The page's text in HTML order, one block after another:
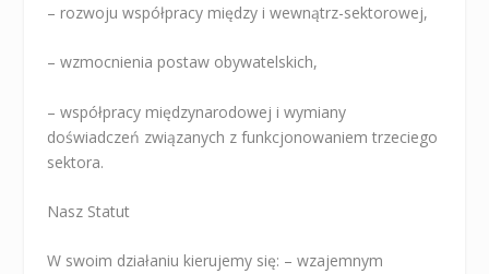
– rozwoju współpracy między i wewnątrz-sektorowej,
– wzmocnienia postaw obywatelskich,
– współpracy międzynarodowej i wymiany
doświadczeń związanych z funkcjonowaniem trzeciego
sektora.
Nasz Statut
W swoim działaniu kierujemy się: – wzajemnym